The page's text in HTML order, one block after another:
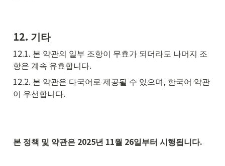
12. 기타
12.1. 본 약관의 일부 조항이 무효가 되더라도 나머지 조
항은 계속 유효합니다.
12.2. 본 약관은 다국어로 제공될 수 있으며, 한국어 약관
이 우선합니다.
본 정책 및 약관은 2025년 11월 26일부터 시행됩니다.